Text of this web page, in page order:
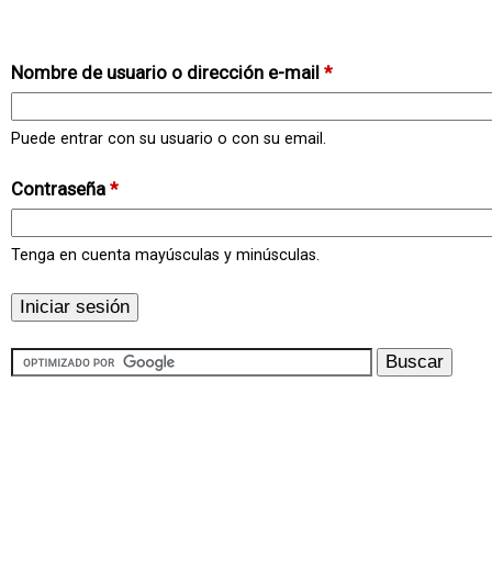
Nombre de usuario o dirección e-mail *
Puede entrar con su usuario o con su email.
Contraseña *
Tenga en cuenta mayúsculas y minúsculas.